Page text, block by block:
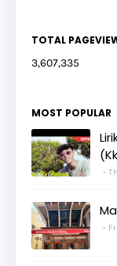
TOTAL
3,607,335
MOST POPULAR